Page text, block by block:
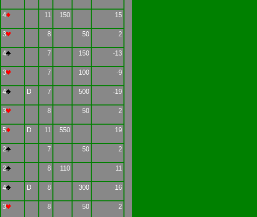
4 11 150 15
3 8 50 2
4 7 150 -13
3 7 100 -9
4 D 7 500 -19
3 8 50 2
5 D 11 550 19
2 7 50 2
2 8 110 11
4 D 8 300 -16
3 8 50 2